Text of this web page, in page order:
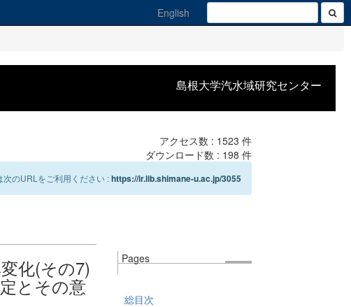
English
島根大学汽水域研究センター
アクセス数 : 1523 件
ダウンロード数 : 198 件
次のURLをご利用ください :https://ir.lib.shimane-u.ac.jp/3055
化(その7)
とその意
Pages
総目次